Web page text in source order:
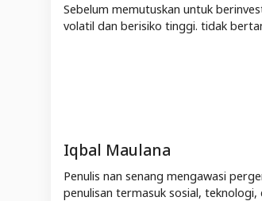
Sebelum memutuskan untuk
volatil dan berisiko tinggi. tidak
Iqbal Maulana
Penulis nan senang mengawasi
penulisan termasuk sosial,